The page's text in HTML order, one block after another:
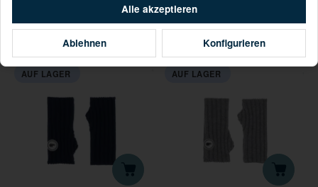
Eisbär Kalea Mittens
*
Eisbär Kalea Mittens
rosa
*
AUF LAGER AUF LAGER
Alle akzeptieren
Ablehnen Konfigurieren